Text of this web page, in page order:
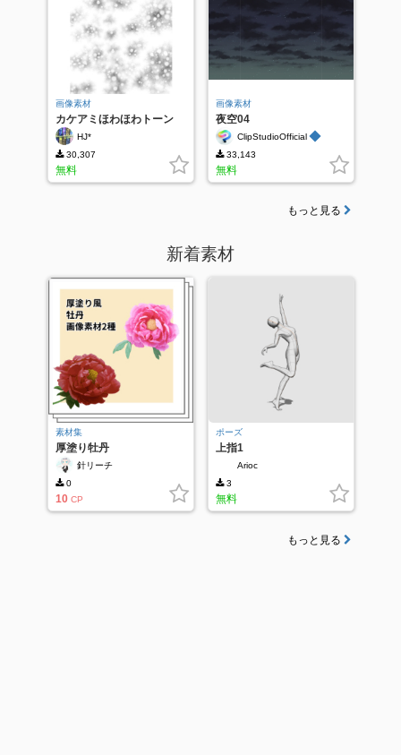
画像素材
カケアミほわほわトーン
HJ*
30,307
無料
画像素材
夜空04
ClipStudioOfficial ◆
33,143
無料
もっと見る
新着素材
素材集
厚塗り牡丹
針リーチ
0
10 CP
ポーズ
上指1
Arioc
3
無料
もっと見る